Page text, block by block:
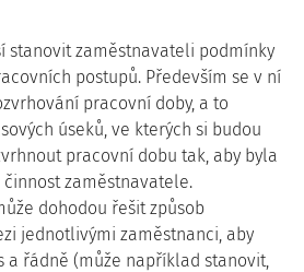
stanovit zaměstnavateli podmínky
postupů. Především se v ní
pracovní doby, a to
úseků, ve kterých si budou
pracovní dobu tak, aby byla
zaměstnavatele.
dohodou řešit způsob
jednotlivými zaměstnanci, aby
a řádně (může například stanovit,